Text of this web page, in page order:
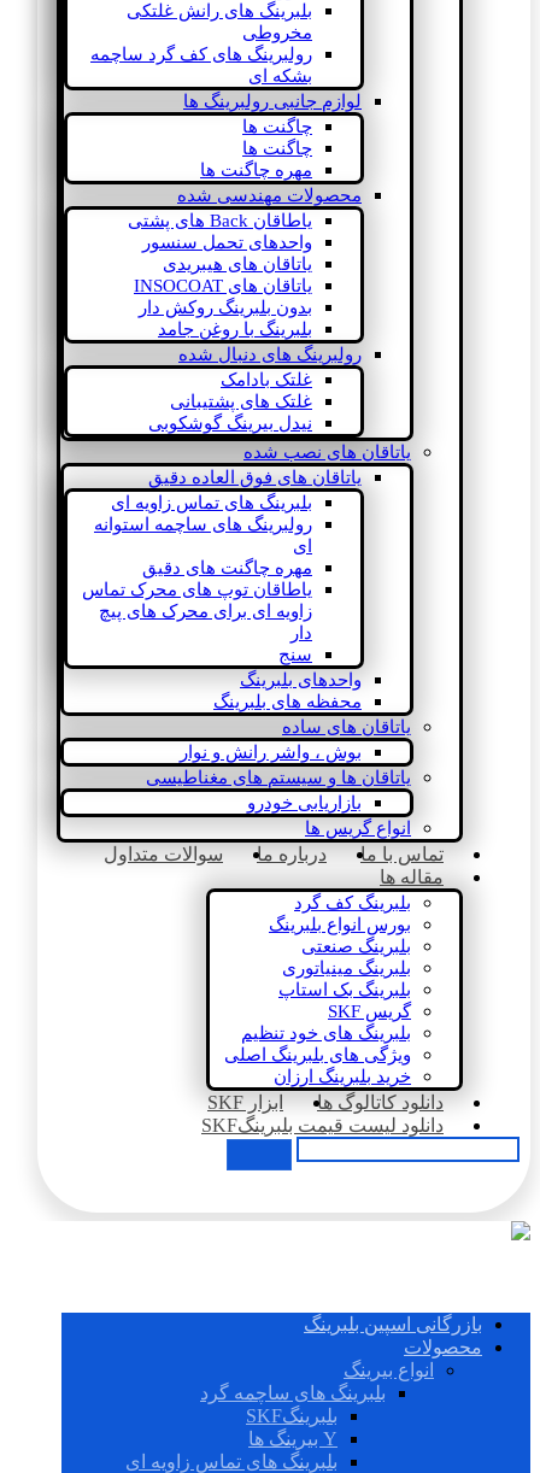
بلبرینگ های رانش غلتکی
مخروطی
رولبرینگ های کف گرد ساچمه
بشکه ای
لوازم جانبی رولبرینگ ها
چاگنت ها
چاگنت ها
مهره چاگنت ها
محصولات مهندسی شده
یاطاقان Back های پشتی
واحدهای تحمل سنسور
یاتاقان های هیبریدی
یاتاقان های INSOCOAT
بدون بلبرینگ روکش دار
بلبرینگ با روغن جامد
رولبرینگ های دنبال شده
غلتک بادامک
غلتک های پشتیبانی
نیدل بیرینگ گوشکوبی
یاتاقان های نصب شده
یاتاقان های فوق العاده دقیق
بلبرینگ های تماس زاویه ای
رولبرینگ های ساچمه استوانه
ای
مهره چاگنت های دقیق
یاطاقان توپ های محرک تماس
زاویه ای برای محرک های پیچ
دار
سنج
واحدهای بلبرینگ
محفظه های بلبرینگ
یاتاقان های ساده
بوش ، واشر رانش و نوار
یاتاقان ها و سیستم های مغناطیسی
بازاریابی خودرو
انواع گریس ها
تماس با ما درباره ما
سوالات متداول
مقاله ها
بلبرینگ کف گرد
بورس انواع بلبرینگ
بلبرینگ صنعتی
بلبرینگ مینیاتوری
بلبرینگ بک استاپ
گریس SKF
بلبرینگ های خود تنظیم
ویژگی های بلبرینگ اصلی
خرید بلبرینگ ارزان
دانلود کاتالوگ ها
ابزار SKF
دانلود لیست قیمت بلبرینگSKF
بازرگانی اسپین بلبرینگ
محصولات
انواع بیرینگ
بلبرینگ های ساچمه گرد
بلبرینگSKF
Y بیرینگ ها
بلبرینگ های تماس زاویه ای